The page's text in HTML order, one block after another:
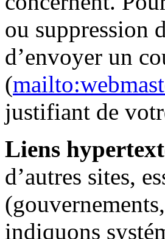
ou suppression
d’envoyer un
(
justifiant de
Liens
d’autres sites,
indiquons